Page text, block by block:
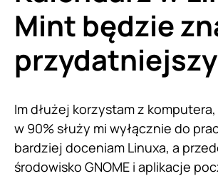
Mint będzie
przydatniejszy
Im dłużej korzystam z
w 90% służy mi wyłącznie do
bardziej doceniam Linuxa, a
środowisko GNOME i aplikacje